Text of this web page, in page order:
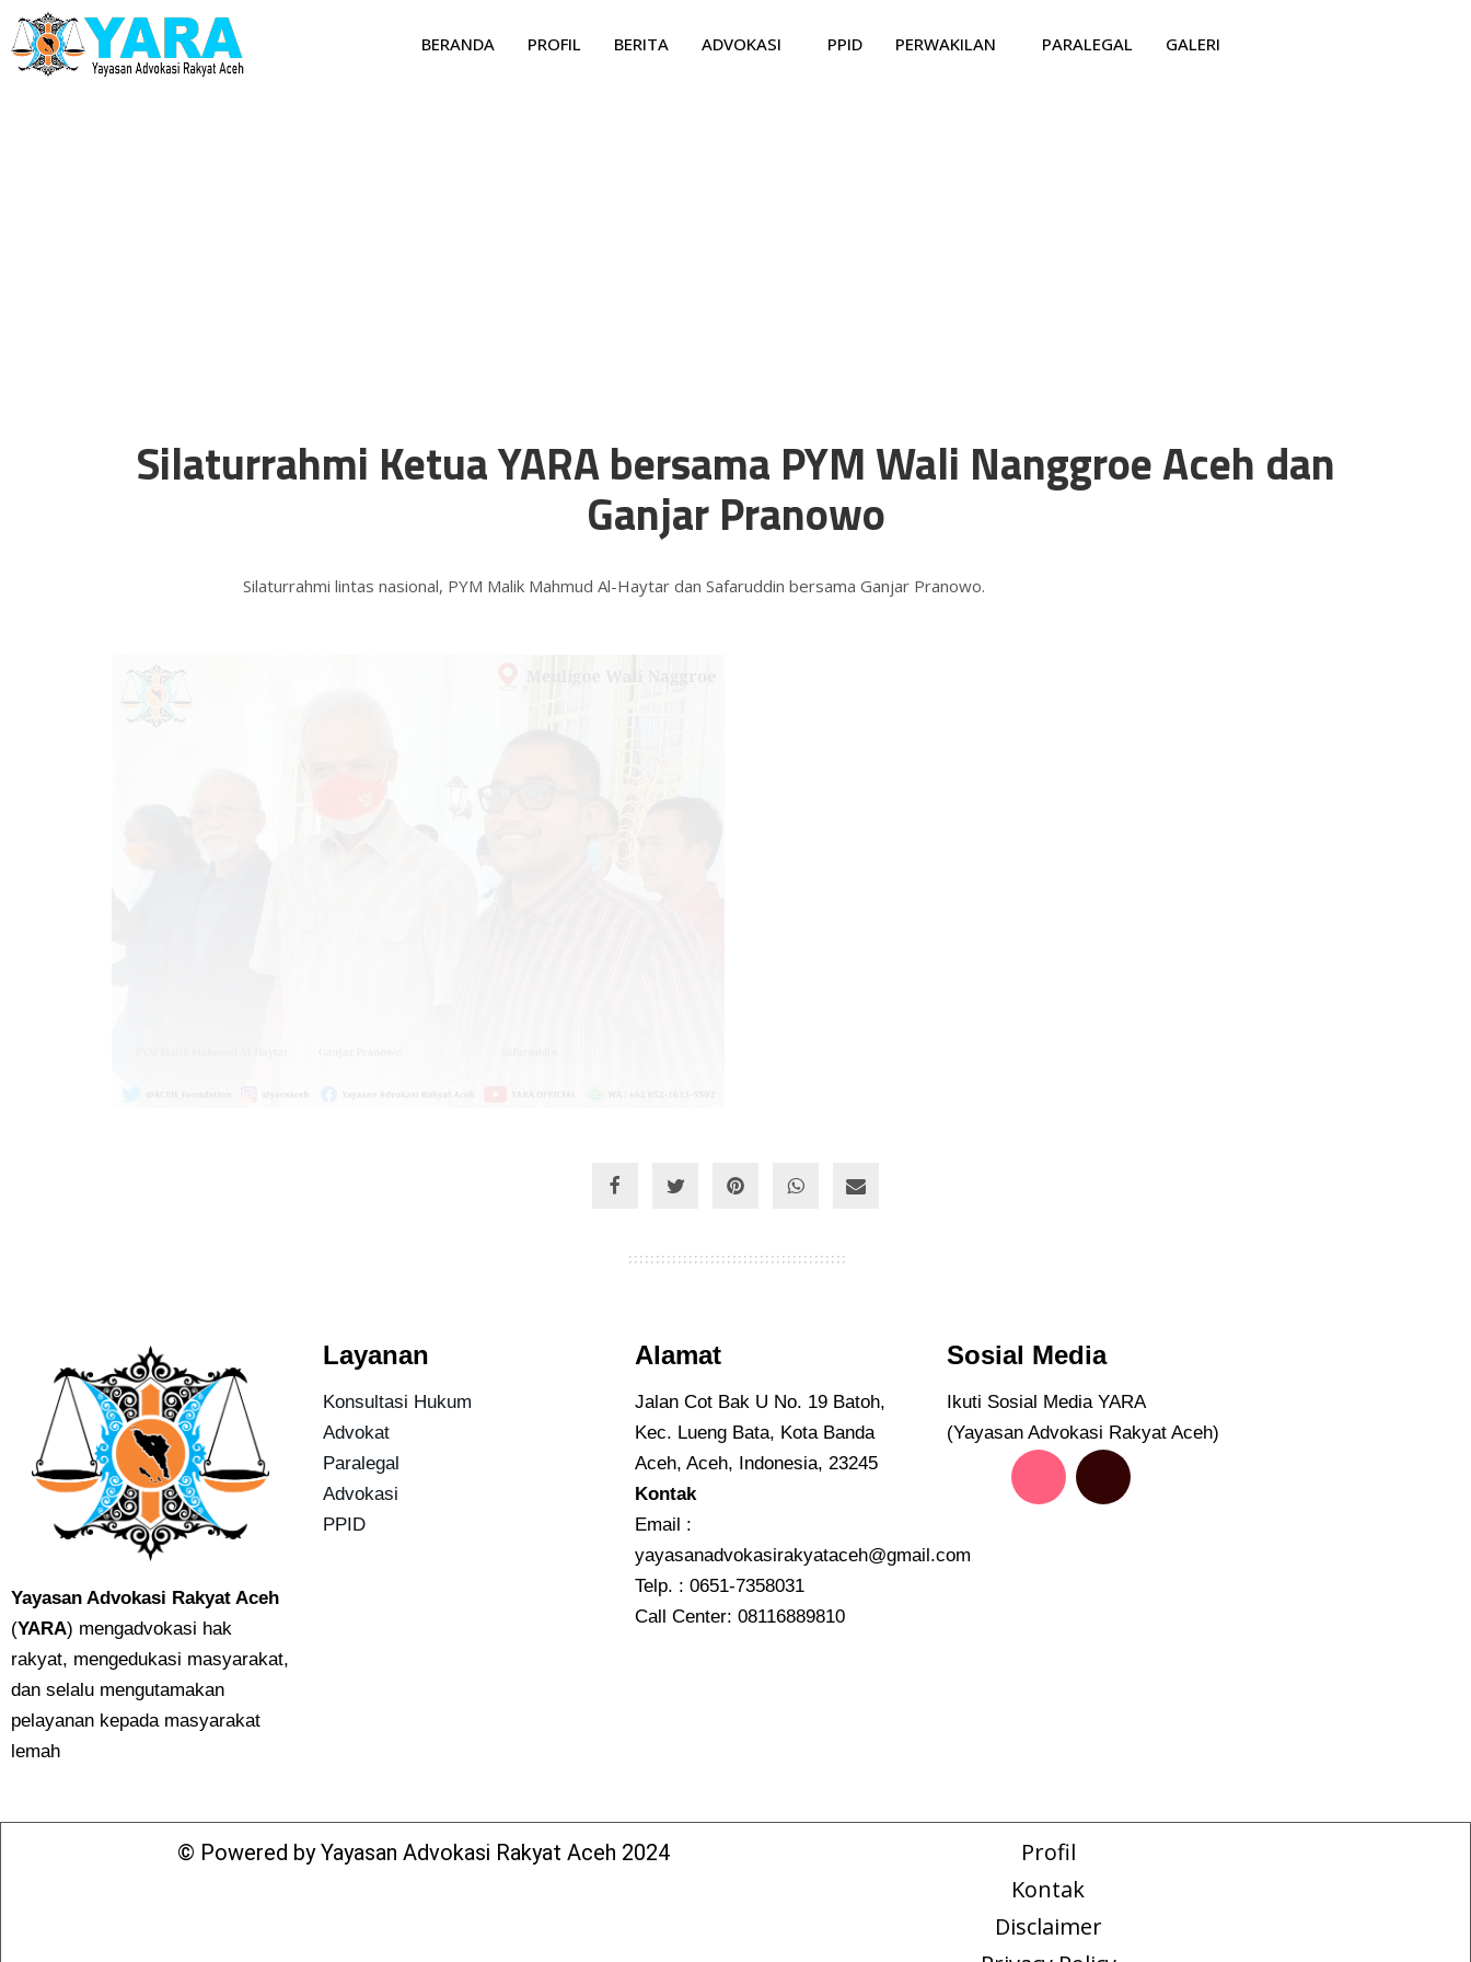
BERANDA PROFIL BERITA ADVOKASI PPID PERWAKILAN PARALEGAL GALERI
Silaturrahmi Ketua YARA bersama PYM Wali Nanggroe Aceh dan
Ganjar Pranowo
Silaturrahmi lintas nasional, PYM Malik Mahmud Al-Haytar dan Safaruddin bersama Ganjar Pranowo.
Yayasan Advokasi Rakyat Aceh
(YARA) mengadvokasi hak
rakyat, mengedukasi masyarakat,
dan selalu mengutamakan
pelayanan kepada masyarakat
lemah
Layanan
Konsultasi Hukum
Advokat
Paralegal
Advokasi
PPID
Alamat
Jalan Cot Bak U No. 19 Batoh,
Kec. Lueng Bata, Kota Banda
Aceh, Aceh, Indonesia, 23245
Kontak
Email :
yayasanadvokasirakyataceh@gmail.com
Telp. : 0651-7358031
Call Center: 08116889810
Sosial Media
Ikuti Sosial Media YARA
(Yayasan Advokasi Rakyat Aceh)
© Powered byYayasan Advokasi Rakyat Aceh 2024
Profil
Kontak
Disclaimer